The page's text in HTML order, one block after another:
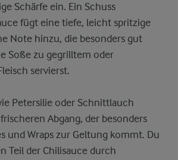
Schärfe ein. Ein Schuss
fügt eine tiefe, leicht spritzige
Note hinzu, die besonders gut
Soße zu gegrilltem oder
servierst.
Petersilie oder Schnittlauch
Abgang, der besonders
und Wraps zur Geltung kommt. Du
Teil der Chilisauce durch